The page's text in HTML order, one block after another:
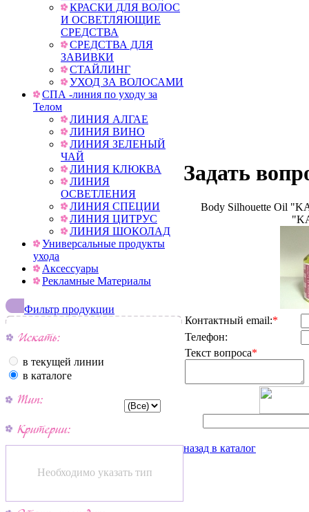
КРАСКИ ДЛЯ ВОЛОС
И ОСВЕТЛЯЮЩИЕ
СРЕДСТВА
СРЕДСТВА ДЛЯ
ЗАВИВКИ
СТАЙЛИНГ
УХОД ЗА ВОЛОСАМИ
СПА -линия по уходу за
Телом
ЛИНИЯ АЛГАЕ
ЛИНИЯ ВИНО
ЛИНИЯ ЗЕЛЕНЫЙ
ЧАЙ
ЛИНИЯ КЛЮКВА
ЛИНИЯ
ОСВЕТЛЕНИЯ
ЛИНИЯ СПЕЦИИ
ЛИНИЯ ЦИТРУС
ЛИНИЯ ШОКОЛАД
Универсальные продукты
ухода
Аксессуары
Рекламные Материалы
Фильтр продукции
в текущей линии
в каталоге
Необходимо указать тип
Задать
Body Silhouette Oil
Контактный email:*
Телефон:
Текст вопроса*
назад в каталог